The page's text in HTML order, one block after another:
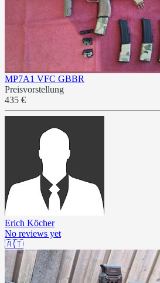
MP7A1 VFC GBBR
Preisvorstellung
435 €
Erich Köcher
No reviews yet
🇦🇹